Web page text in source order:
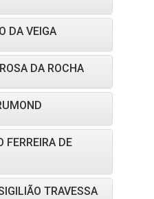
DA VEIGA
DA ROCHA
FERREIRA DE
TRAVESSA